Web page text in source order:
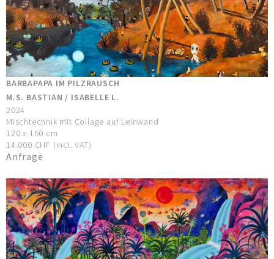
BARBAPAPA IM PILZRAUSCH
M.S. BASTIAN / ISABELLE L.
2024
Mischtechnik mit Collage auf Leinwand
120 x 160 cm
14.000 CHF (incl. VAT)
Anfrage